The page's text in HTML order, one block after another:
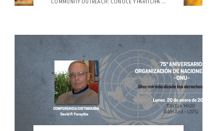
COMMUNITY OUTREACH: CONOCE Y PARTICIPA ...